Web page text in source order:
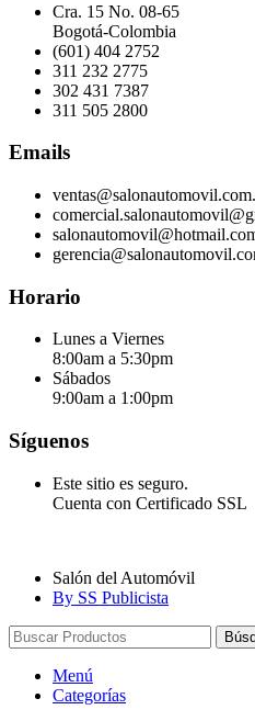
Cra. 15 No. 08-65
Bogotá-Colombia
(601) 404 2752
311 232 2775
302 431 7387
311 505 2800
Emails
Horario
Lunes a Viernes
8:00am a 5:30pm
Sábados
9:00am a 1:00pm
Síguenos
Este sitio es seguro.
Cuenta con Certificado SSL
Salón del Automóvil
By SS Publicista
Menú
Categorías